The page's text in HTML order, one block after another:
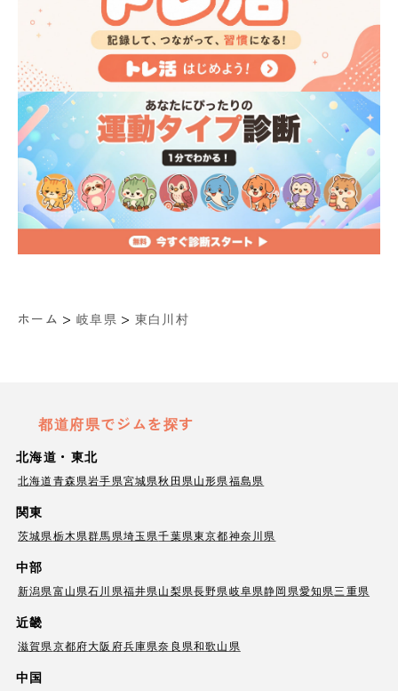
ホーム > 岐阜県 > 東白川村
都道府県でジムを探す
北海道・東北
北海道青森県岩手県宮城県秋田県山形県福島県
関東
茨城県栃木県群馬県埼玉県千葉県東京都神奈川県
中部
新潟県富山県石川県福井県山梨県長野県岐阜県静岡県愛知県三重県
近畿
滋賀県京都府大阪府兵庫県奈良県和歌山県
中国